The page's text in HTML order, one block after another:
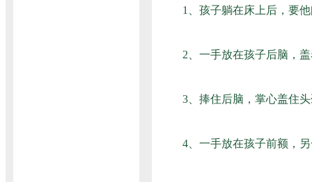
1、孩子躺在床上后，要
2、一手放在孩子后脑，
3、捧住后脑，掌心盖住
4、一手放在孩子前额，